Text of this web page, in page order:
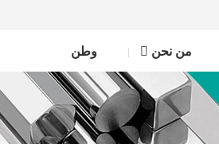
وطن من نحن